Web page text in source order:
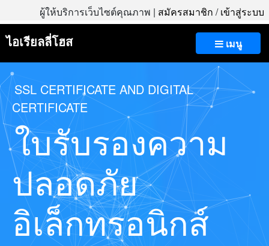
ผู้ให้บริการเว็บไซต์คุณภาพ | สมัครสมาชิก /เข้าสู่ระบบ
เมนู
ไอเรียลลี่โฮส
SSL CERTIFICATE AND DIGITAL
CERTIFICATE
ใบรับรองความ
ปลอดภัย
อิเล็กทรอนิกส์